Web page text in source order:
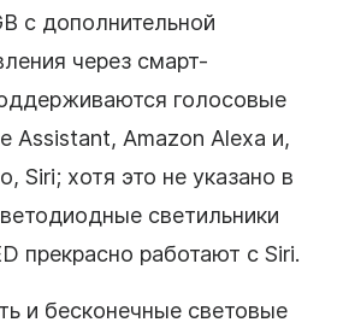
с дополнительной
через смарт-
голосовые
Assistant, Amazon Alexa и,
Siri; хотя это не указано в
светильники
прекрасно работают с Siri.
и бесконечные световые